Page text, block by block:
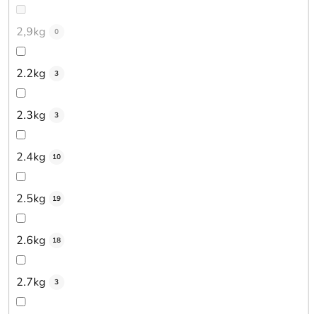
2,9kg 0
2.2kg 3
2.3kg 3
2.4kg 10
2.5kg 19
2.6kg 18
2.7kg 3